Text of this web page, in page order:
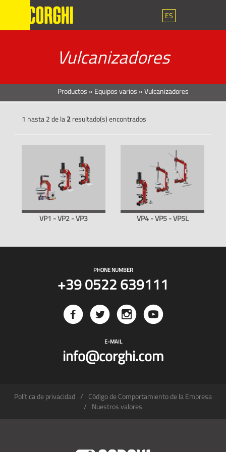
ES
Vulcanizadores
Productos » Equipos varios »Vulcanizadores
1 hasta 2 de la2resultado(s) encontrados
VP1 - VP2 - VP3 VP4 - VP5 - VP5L
PHONE NUMBER
+39 0522 639111
E-MAIL
info@corghi.com
Política de privacidad
Código de Comportamiento de la Empresa
Nuestros valores